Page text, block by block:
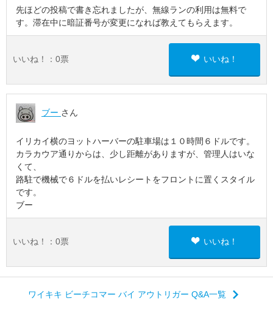
先ほどの投稿で書き忘れましたが、無線ランの利用は無料で
す。滞在中に暗証番号が変更になれば教えてもらえます。
いいね！： 0票 いいね！
ブー さん
イリカイ横のヨットハーバーの駐車場は１０時間６ドルです。
カラカウア通りからは、少し距離がありますが、管理人はいな
くて、
路駐で機械で６ドルを払いレシートをフロントに置くスタイル
です。
ブー
いいね！： 0票 いいね！
ワイキキ ビーチコマー バイ アウトリガー Q&A一覧